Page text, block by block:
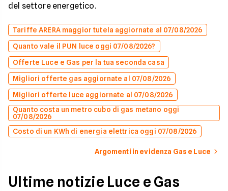
del settore energetico.
Tariffe ARERA maggior tutela aggiornate al 07/08/2026
Quanto vale il PUN luce oggi 07/08/2026?
Offerte Luce e Gas per la tua seconda casa
Migliori offerte gas aggiornate al 07/08/2026
Migliori offerte luce aggiornate al 07/08/2026
Quanto costa un metro cubo di gas metano oggi
07/08/2026
Costo di un KWh di energia elettrica oggi 07/08/2026
Argomenti in evidenza Gas e Luce
Ultime notizie Luce e Gas